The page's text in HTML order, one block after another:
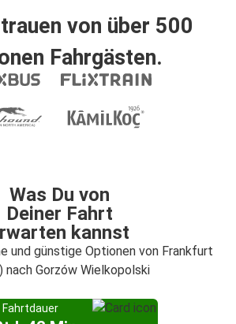
von über 500
Fahrgästen.
Was Du von
Deiner Fahrt
kannst
und günstige Optionen von Frankfurt
nach Gorzów Wielkopolski
Fahrtdauer